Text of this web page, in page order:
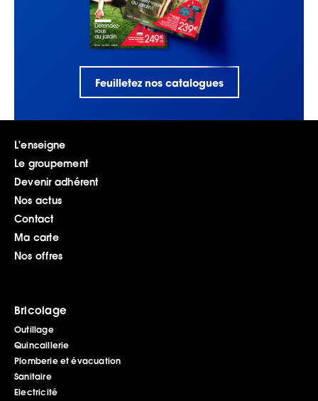
Feuilletez nos catalogues
L'enseigne
Le groupement
Devenir adhérent
Nos actus
Contact
Ma carte
Nos offres
Bricolage
Outillage
Quincaillerie
Plomberie et évacuation
Sanitaire
Electricité